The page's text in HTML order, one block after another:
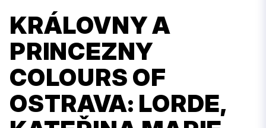
KRÁLOVNY A
PRINCEZNY
COLOURS OF
OSTRAVA: LORDE,